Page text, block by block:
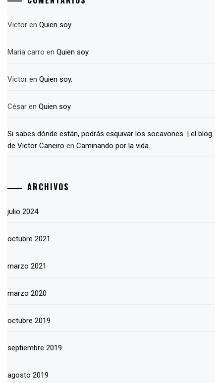
Victor en Quien soy.
Maria carro en Quien soy.
Victor en Quien soy.
César en Quien soy.
Si sabes dónde están, podrás esquivar los socavones. | el blog
de Victor Caneiro en Caminando por la vida
ARCHIVOS
julio 2024
octubre 2021
marzo 2021
marzo 2020
octubre 2019
septiembre 2019
agosto 2019